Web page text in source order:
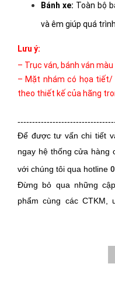
Bánh xe: Toàn bộ
và êm giúp quá
Lưu ý:
– Trục ván, bánh ván
– Mặt nhám có họa
theo thiết kế của hãng
Để được tư vấn chi tiết
ngay hệ thống cửa hàng
với chúng tôi qua hotline
Đừng bỏ qua những
phẩm cùng các CTKM,
THÔNG TIN LIÊN HỆ